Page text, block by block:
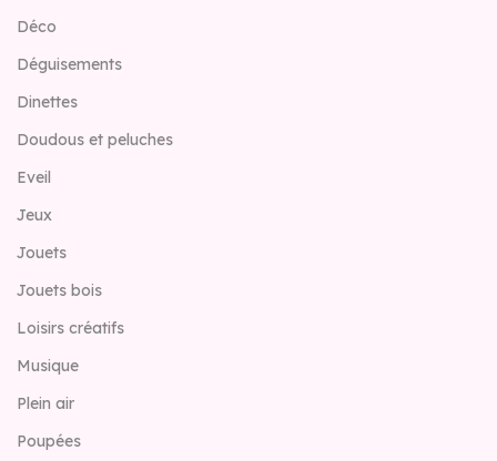
Déco
Déguisements
Dinettes
Doudous et peluches
Eveil
Jeux
Jouets
Jouets bois
Loisirs créatifs
Musique
Plein air
Poupées